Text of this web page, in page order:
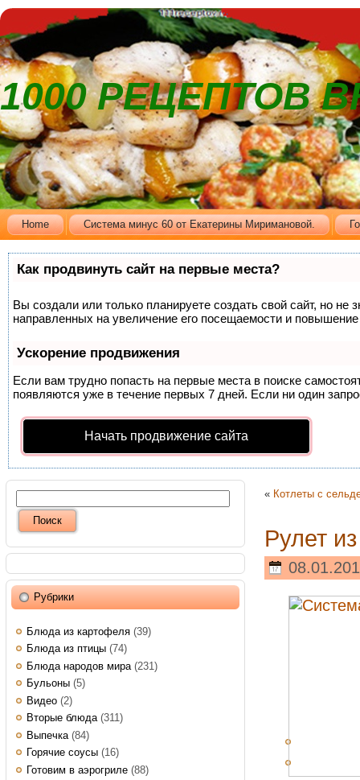
1000 РЕЦЕПТОВ
Home Cистема минус 60 от Екатерины Миримановой.
Как продвинуть сайт на первые места?
Вы создали или только планируете создать свой сайт, но не
направленных на увеличение его посещаемости и
Ускорение продвижения
Если вам трудно попасть на первые места в поиске
появляются уже в течение первых 7 дней. Если ни один
Начать продвижение сайта
Рубрики
Блюда из картофеля (39)
Блюда из птицы (74)
Блюда народов мира (231)
Бульоны (5)
Видео (2)
Вторые блюда(311)
Выпечка (84)
Горячие соусы (16)
Готовим в аэрогриле (88)
« Котлеты с
Рулет